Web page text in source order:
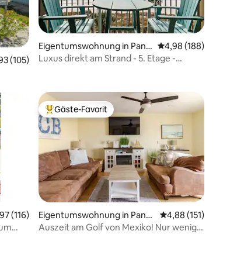
Bewertung: 4,93 von 5, 105 Bewertungen
(105)
Eigentumswohnung in Pana
ma City Beach
Durchschnittliche
4,98 (188)
Luxus direkt am Strand - 5. Etage -
Bewertung: 4,97 von 5, 116 Bewertungen
(116)
Beliebter Gäste-Favorit.
Gäste-Favorit
Eigentumswohnung in Pana
ma City
Durchschnittliche
4,88 (151)
Auszeit am Golf von Mexiko! Nur wenige